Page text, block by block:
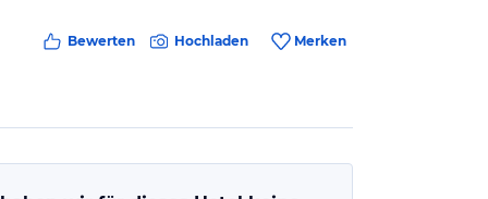
Bewerten Hochladen Merken